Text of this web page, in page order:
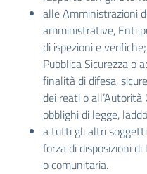
alle Amministrazioni
amministrative, Enti
di ispezioni e
Pubblica Sicurezza o
finalità di difesa,
dei reati o
obblighi di legge,
a tutti gli altri
forza di disposizioni
o comunitaria.